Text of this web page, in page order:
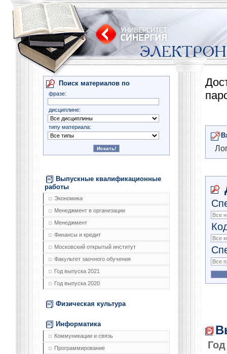
Поиск материалов по
фразе:
дисциплине:
типу материала:
Выпускные квалификационные
работы
Экономика
Менеджмент в организации
Менеджмент
Финансы и кредит
Московский открытый институт
Факультет заочного обучения
Год выпуска 2021
Год выпуска 2020
Физическая культура
Информатика
Коммуникации и связь
Программирование